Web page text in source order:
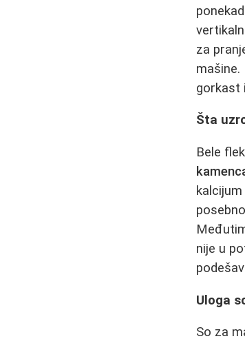
za
mašine.
gorkast
Šta
Bele
nije u
Uloga
So za